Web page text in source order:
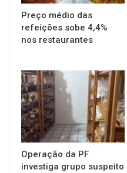
Preço médio das
refeições sobe 4,4%
nos restaurantes
Operação da PF
investiga grupo suspeito